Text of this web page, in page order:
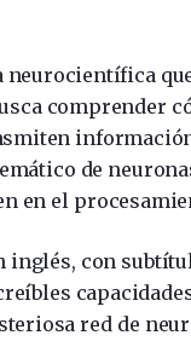
neurocientífica
comprender
de
en el
inglés, con
red de